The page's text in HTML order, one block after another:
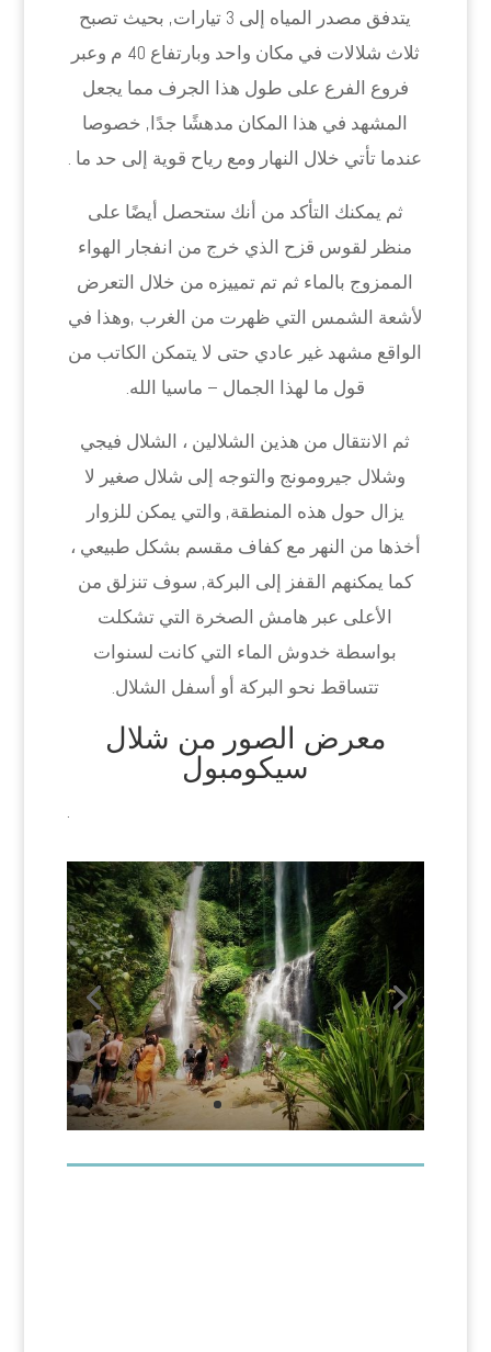
يتدفق مصدر المياه إلى 3 تيارات, بحيث تصبح
ثلاث شلالات في مكان واحد وبارتفاع 40 م وعبر
فروع الفرع على طول هذا الجرف مما يجعل
المشهد في هذا المكان مدهشًا جدًا, خصوصا
عندما تأتي خلال النهار ومع رياح قوية إلى حد ما .
ثم يمكنك التأكد من أنك ستحصل أيضًا على
منظر لقوس قزح الذي خرج من انفجار الهواء
الممزوج بالماء ثم تم تمييزه من خلال التعرض
لأشعة الشمس التي ظهرت من الغرب ,وهذا في
الواقع مشهد غير عادي حتى لا يتمكن الكاتب من
قول ما لهذا الجمال – ماسيا الله.
ثم الانتقال من هذين الشلالين ، الشلال فيجي
وشلال جيرومونج والتوجه إلى شلال صغير لا
يزال حول هذه المنطقة, والتي يمكن للزوار
أخذها من النهر مع كفاف مقسم بشكل طبيعي ،
كما يمكنهم القفز إلى البركة, سوف تنزلق من
الأعلى عبر هامش الصخرة التي تشكلت
بواسطة خدوش الماء التي كانت لسنوات
تتساقط نحو البركة أو أسفل الشلال.
معرض الصور من شلال
سيكومبول
.